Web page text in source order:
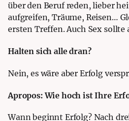
über den Beruf reden, lieber
aufgreifen, Träume, Reisen…
ersten Treffen. Auch Sex sollte
Halten sich alle dran?
Nein, es wäre aber Erfolg
Apropos: Wie hoch ist Ihre
Wann beginnt Erfolg? Nach